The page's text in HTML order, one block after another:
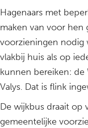
Hagenaars met
maken van voor hen
voorzieningen nodig
vlakbij huis als op
kunnen bereiken: de
Valys. Dat is flink
De wijkbus draait op
gemeentelijke